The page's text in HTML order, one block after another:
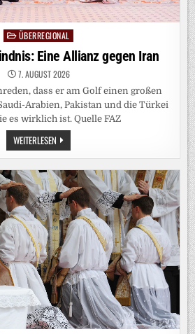
PostedÜBERREGIONAL
Eine Allianz gegen Iran
7. AUGUST 2026
dass er am Golf einen großen
Arabien, Pakistan und die Türkei
es wirklich ist. Quelle FAZ
WEITERLESEN NEUES
DREIERBÜNDNIS:
EINE
GEGEN
IRAN